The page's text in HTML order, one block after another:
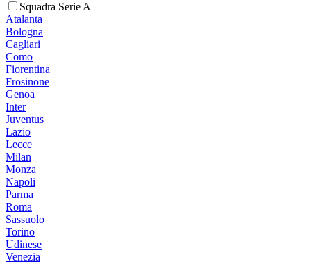
Squadra Serie A
Atalanta
Bologna
Cagliari
Como
Fiorentina
Frosinone
Genoa
Inter
Juventus
Lazio
Lecce
Milan
Monza
Napoli
Parma
Roma
Sassuolo
Torino
Udinese
Venezia